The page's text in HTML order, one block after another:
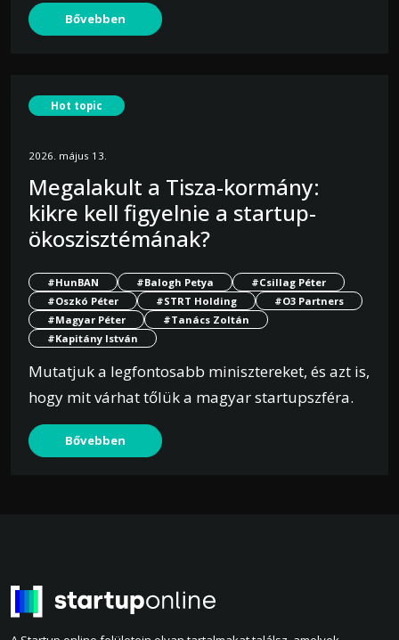
Bővebben
Hot topic
2026. május 13.
Megalakult a Tisza-kormány:
kikre kell figyelnie a startup-
ökoszisztémának?
#HunBAN #Balogh Petya
#Csillag Péter
#Oszkó Péter
#STRT Holding
#O3 Partners
#Magyar Péter
#Tanács Zoltán
#Kapitány István
Mutatjuk a legfontosabb minisztereket, és azt is,
hogy mit várhat tőlük a magyar startupszféra.
Bővebben